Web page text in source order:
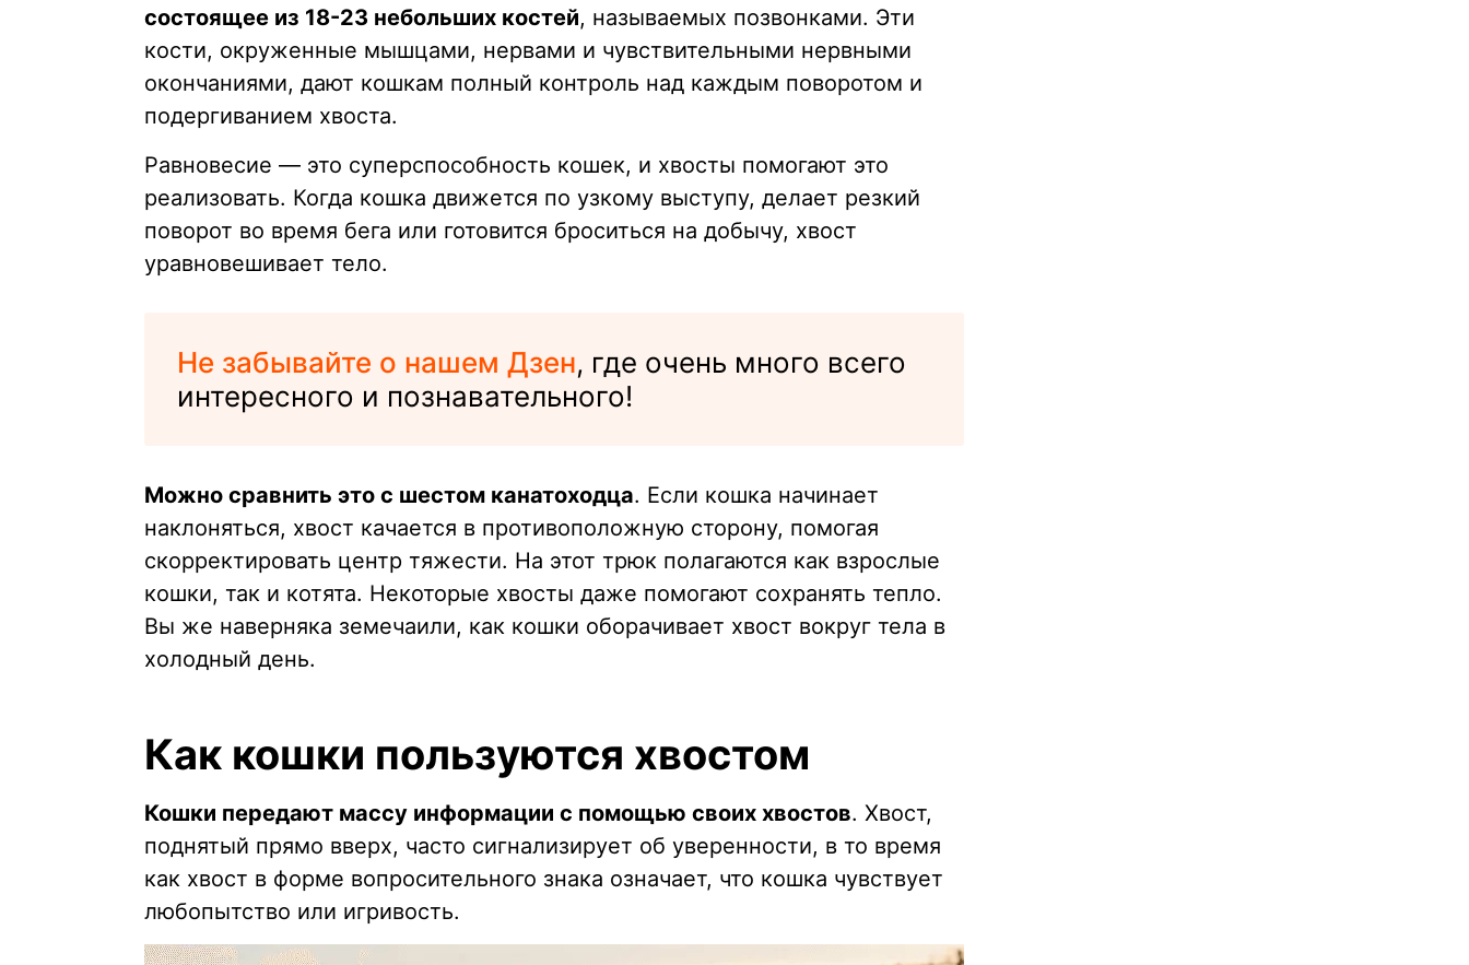
состоящее из 18-23 небольших костей, называемых позвонками. Эти
кости, окруженные мышцами, нервами и чувствительными нервными
окончаниями, дают кошкам полный контроль над каждым поворотом и
подергиванием хвоста.
Равновесие — это суперспособность кошек, и хвосты помогают это
реализовать. Когда кошка движется по узкому выступу, делает резкий
поворот во время бега или готовится броситься на добычу, хвост
уравновешивает тело.
Не забывайте о нашем Дзен, где очень много всего
интересного и познавательного!
Можно сравнить это с шестом канатоходца. Если кошка начинает
наклоняться, хвост качается в противоположную сторону, помогая
скорректировать центр тяжести. На этот трюк полагаются как взрослые
кошки, так и котята. Некоторые хвосты даже помогают сохранять тепло.
Вы же наверняка земечаили, как кошки оборачивает хвост вокруг тела в
холодный день.
Как кошки пользуются хвостом
Кошки передают массу информации с помощью своих хвостов. Хвост,
поднятый прямо вверх, часто сигнализирует об уверенности, в то время
как хвост в форме вопросительного знака означает, что кошка чувствует
любопытство или игривость.